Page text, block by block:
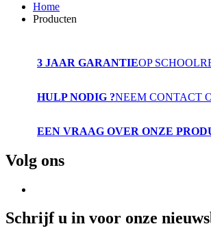
Home
Producten
3 JAAR GARANTIEOP
HULP NODIG ?NEEM CONTACT
EEN VRAAG OVER ONZE
Volg ons
Schrijf u in voor onze